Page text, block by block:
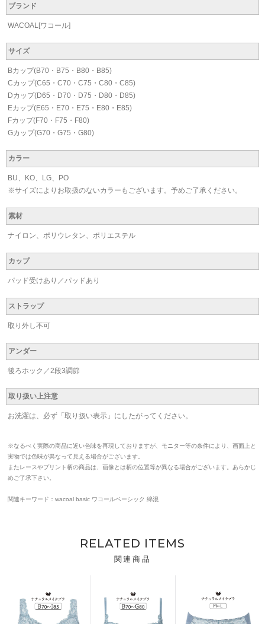
ブランド
WACOAL[ワコール]
サイズ
Bカップ(B70・B75・B80・B85)
Cカップ(C65・C70・C75・C80・C85)
Dカップ(D65・D70・D75・D80・D85)
Eカップ(E65・E70・E75・E80・E85)
Fカップ(F70・F75・F80)
Gカップ(G70・G75・G80)
カラー
BU、KO、LG、PO
※サイズによりお取扱のないカラーもございます。予めご了承ください。
素材
ナイロン、ポリウレタン、ポリエステル
カップ
パッド受けあり／パッドあり
ストラップ
取り外し不可
アンダー
後ろホック／2段3調節
取り扱い上注意
お洗濯は、必ず「取り扱い表示」にしたがってください。
※なるべく実際の商品に近い色味を再現しておりますが、モニター等の条件により、画面上と
実物では色味が異なって見える場合がございます。
またレースやプリント柄の商品は、画像とは柄の位置等が異なる場合がございます。あらかじ
めご了承下さい。
関連キーワード：wacoal basic ワコールベーシック 綿混
RELATED ITEMS
関連商品